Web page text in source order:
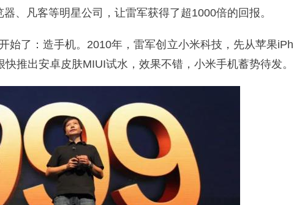
、凡客等明星公司，让雷军获得了超1000倍的回报。
始了：造手机。2010年，雷军创立小米科技，先从苹果iPh
推出安卓皮肤MIUI试水，效果不错，小米手机蓄势待发。